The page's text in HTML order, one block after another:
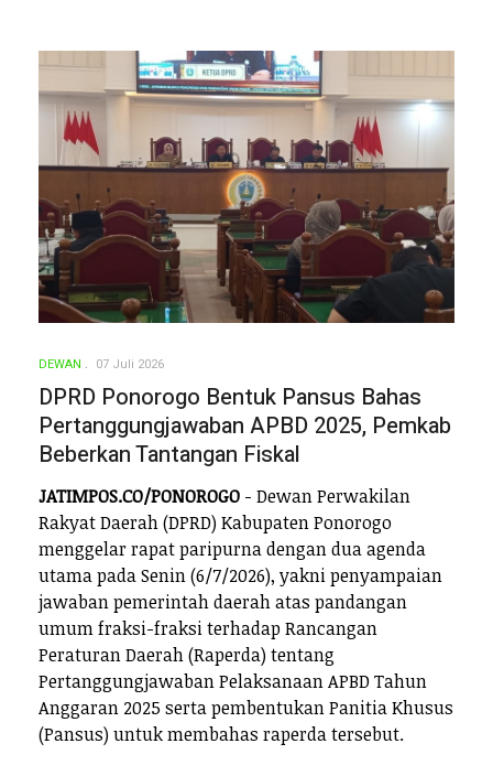
DEWAN 07 Juli 2026
DPRD Ponorogo Bentuk Pansus Bahas
Pertanggungjawaban APBD 2025, Pemkab
Beberkan Tantangan Fiskal
JATIMPOS.CO/PONOROGO - Dewan Perwakilan
Rakyat Daerah (DPRD) Kabupaten Ponorogo
menggelar rapat paripurna dengan dua agenda
utama pada Senin (6/7/2026), yakni penyampaian
jawaban pemerintah daerah atas pandangan
umum fraksi-fraksi terhadap Rancangan
Peraturan Daerah (Raperda) tentang
Pertanggungjawaban Pelaksanaan APBD Tahun
Anggaran 2025 serta pembentukan Panitia Khusus
(Pansus) untuk membahas raperda tersebut.